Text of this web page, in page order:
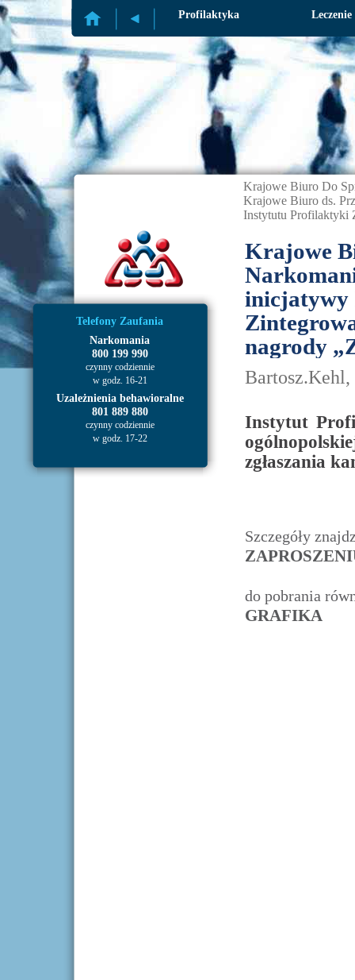
Profilaktyka Leczenie
Telefony Zaufania
Narkomania
800 199 990
czynny codziennie
w godz. 16-21
Uzależnienia behawioralne
801 889 880
czynny codziennie
w godz. 17-22
Krajowe Biuro Do
Krajowe Biuro ds.
Instytutu Profilaktyki
Krajowe
nagrody
Bartosz.Kehl,
Instytut
zgłaszania
Szczegóły
do pobrania
GRAFIKA